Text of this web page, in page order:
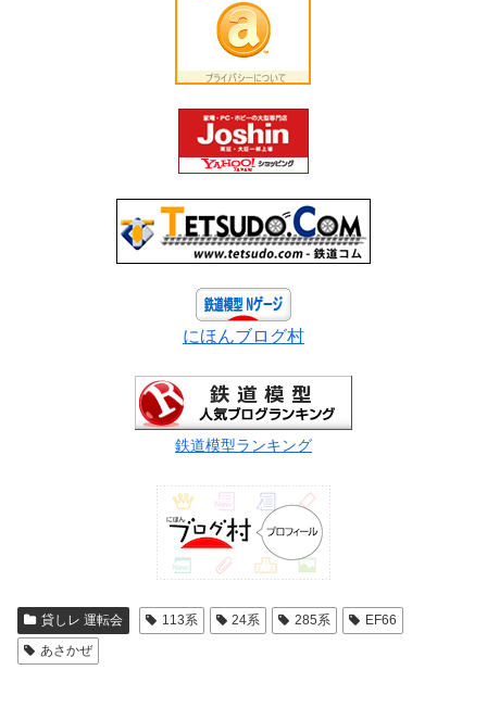
にほんブログ村
鉄道模型ランキング
貸しレ 運転会 113系 24系 285系
EF66
あさかぜ